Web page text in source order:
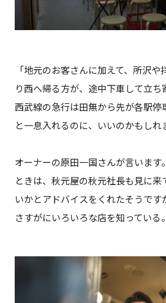
「地元のお客さんに加えて、所沢や
り西へ帰る方が、途中下車して立ち
西武線の急行は田無から先が各駅停
と一息入れるのに、いいのかもしれ
オーナーの原田一国さんが言います
ときは、秋元屋の秋元社長も見に
いかとアドバイスをくれたそうです
さすがにいろいろな店を知っている。